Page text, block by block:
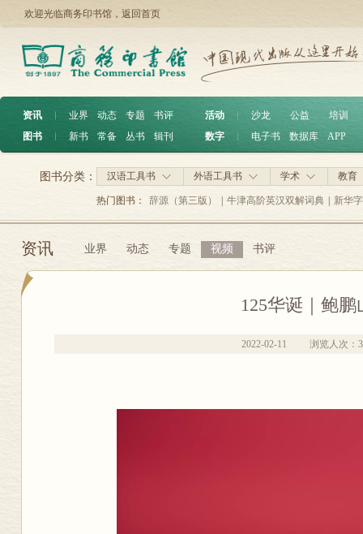
欢迎光临商务印书馆， 返回首页
资讯 ︱ 业界 动态 专题
书评
图书
︱ 新书 常备 丛书 辑刊
活动 沙龙 公益
培训
数字
电子书 数据库 APP
汉语工具书 外语工具书 学术 教育
图书分类：
热门图书： 辞源（第三版） 牛津高阶英汉双解词典 新华
资讯 业界 动态 专题 视频 书评
125华诞｜鲍鹏
2022-02-11 浏览人次：